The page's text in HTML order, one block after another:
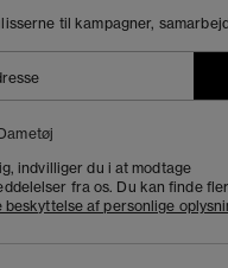
til kampagner,
indvilliger du i at modtage
fra os. Du kan finde
beskyttelse af personlige